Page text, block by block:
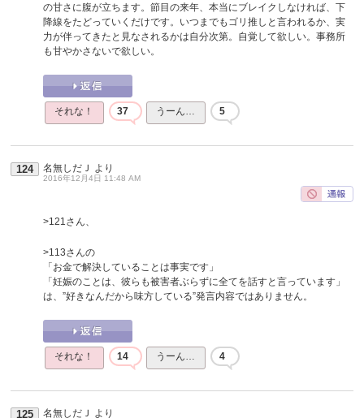
の甘さに腹が立ちます。節目の来年、本当にブレイクしなければ、下
降線をたどっていくだけです。いつまでもゴリ推しと言われるか、実
力が伴ってきたと見なされるかは自分次第。自覚して欲しい。事務所
も甘やかさないで欲しい。
それな！ 37 うーん… 5
124 名無しだＪ より
2016年12月4日 11:48 AM
>121さん、
>113さんの
「お金で解決していることは事実です」
「妊娠のことは、彼らも被害者ぶらずに全てを話すと言っています」
は、”好きなんだから味方している”発言内容ではありません。
それな！ 14 うーん… 4
125 名無しだＪ より